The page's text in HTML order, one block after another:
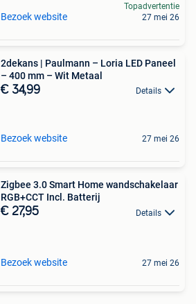
Bezoek website
Topadvertentie
27 mei 26
2dekans | Paulmann – Loria LED Paneel
– 400 mm – Wit Metaal
€ 34,99 Details
Bezoek website 27 mei 26
Zigbee 3.0 Smart Home wandschakelaar
RGB+CCT Incl. Batterij
€ 27,95 Details
Bezoek website 27 mei 26